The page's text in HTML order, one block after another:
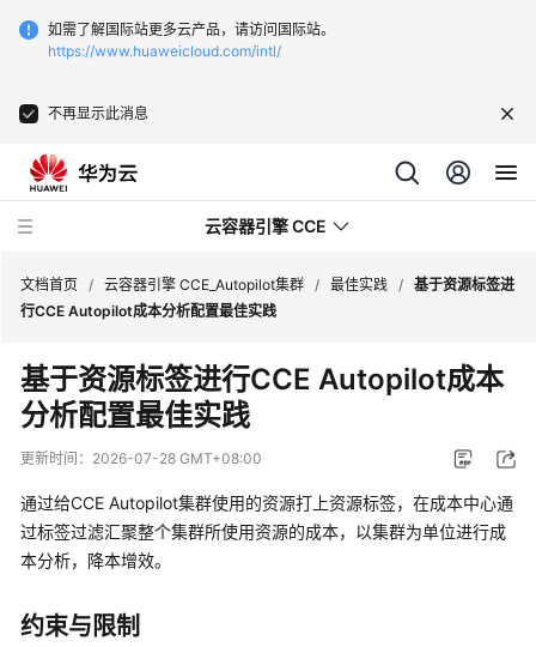
如需了解国际站更多云产品，请访问国际站。
https://www.huaweicloud.com/intl/
不再显示此消息
云容器引擎 CCE
最
新
态
服
公
告
文档首页 / 云容器引擎 CCE_Autopilot集群 / 最佳实践 / 基于资源标签进
行CCE Autopilot成本分析配置最佳实践
基于资源标签进行CCE Autopilot成本
分析配置最佳实践
更新时间： 2026-07-28 GMT+08:00
通过给CCE Autopilot集群使用的资源打上资源标签，在成本中心通
过标签过滤汇聚整个集群所使用资源的成本，以集群为单位进行成
本分析，降本增效。
约束与限制